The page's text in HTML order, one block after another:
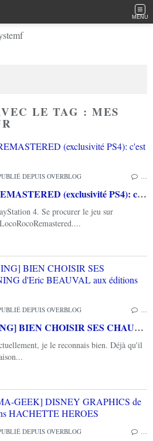
MENU
LE TAG : MES
DEPUIS OVERBLOG
TEST de LOCOROCO REMASTERED (exclusivité PS4): c'est trop mignon...
4. Se procurer le jeu sur
DEPUIS OVERBLOG
[REVUE LIVRE RUNNING] BIEN CHOISIR SES CHAUSSURES DE RUNNING d'Eric BEAUVAL aux éditions @mphora
je le reconnais bien. Déjà qu'il
DEPUIS OVERBLOG